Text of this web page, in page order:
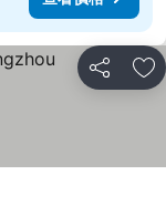
分享 放